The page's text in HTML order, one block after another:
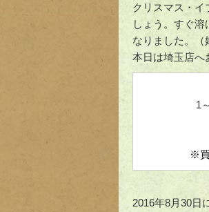
クリスマス・イ
しょう。すぐ
なりました。（
本日は埼玉店へ
1
※
2016年8月30日